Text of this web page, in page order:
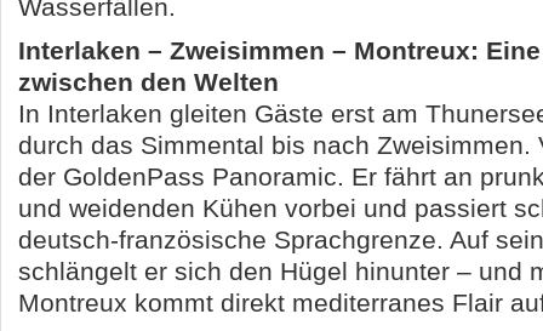
Wasserfällen.
Interlaken – Zweisimmen – Montreux:
zwischen den Welten
In Interlaken gleiten Gäste erst am
durch das Simmental bis nach Zweisimmen.
der GoldenPass Panoramic. Er fährt an
und weidenden Kühen vorbei und passiert
deutsch-französische Sprachgrenze. Auf
schlängelt er sich den Hügel hinunter – und
Montreux kommt direkt mediterranes Flair